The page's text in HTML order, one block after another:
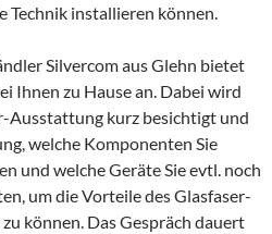
Technik installieren können.
Silvercom aus Glehn bietet
Ihnen zu Hause an. Dabei wird
Ausstattung kurz besichtigt und
welche Komponenten Sie
und welche Geräte Sie evtl. noch
um die Vorteile des Glasfaser-
können. Das Gespräch dauert